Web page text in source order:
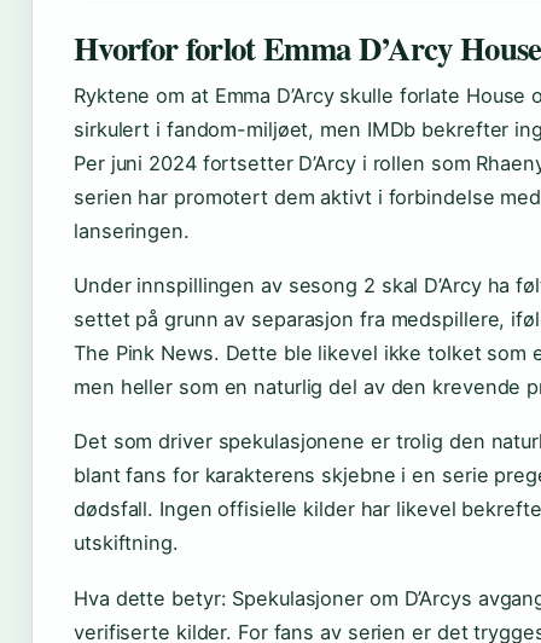
Hvorfor forlot Emma D’Arcy
Ryktene om at Emma D’Arcy skulle forlate House
sirkulert i fandom-miljøet, men IMDb bekrefter
Per juni 2024 fortsetter D’Arcy i rollen som
serien har promotert dem aktivt i forbindelse
lanseringen.
Under innspillingen av sesong 2 skal D’Arcy ha
settet på grunn av separasjon fra medspillere,
The Pink News. Dette ble likevel ikke tolket som
men heller som en naturlig del av den krevende
Det som driver spekulasjonene er trolig den
blant fans for karakterens skjebne i en serie
dødsfall. Ingen offisielle kilder har likevel
utskiftning.
Hva dette betyr: Spekulasjoner om D’Arcys
verifiserte kilder. For fans av serien er det